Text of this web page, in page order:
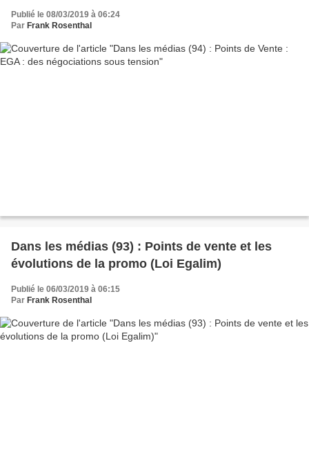
Publié le 08/03/2019 à 06:24
Par Frank Rosenthal
Dans les médias (93) : Points de vente et les
évolutions de la promo (Loi Egalim)
Publié le 06/03/2019 à 06:15
Par Frank Rosenthal